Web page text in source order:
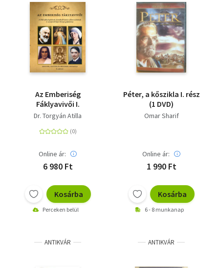
Az Emberiség
Fáklyavivői I.
Dr. Torgyán Atilla
Online ár:
6 980 Ft
Kosárba
Perceken belül
Péter, a kőszikla I. rész
(1 DVD)
Omar Sharif
Online ár:
1 990 Ft
Kosárba
6 - 8 munkanap
ANTIKVÁR ANTIKVÁR